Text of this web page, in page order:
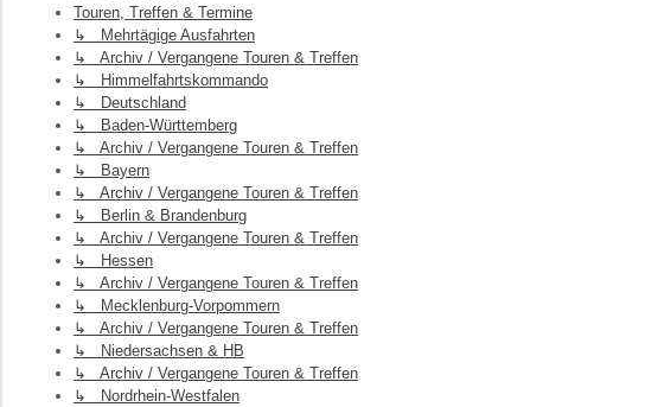
Touren, Treffen & Termine
↳ Mehrtägige Ausfahrten
↳ Archiv / Vergangene Touren & Treffen
↳ Himmelfahrtskommando
↳ Deutschland
↳ Baden-Württemberg
↳ Archiv / Vergangene Touren & Treffen
↳ Bayern
↳ Archiv / Vergangene Touren & Treffen
↳ Berlin & Brandenburg
↳ Archiv / Vergangene Touren & Treffen
↳ Hessen
↳ Archiv / Vergangene Touren & Treffen
↳ Mecklenburg-Vorpommern
↳ Archiv / Vergangene Touren & Treffen
↳ Niedersachsen & HB
↳ Archiv / Vergangene Touren & Treffen
↳ Nordrhein-Westfalen